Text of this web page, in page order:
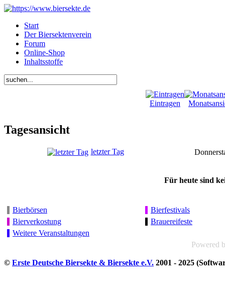
Start
Der Biersektenverein
Forum
Online-Shop
Inhaltsstoffe
Eintragen
Tagesansicht
letzter Tag
Für heute sind
Bierbörsen
Bierfestivals
Bierverkostung
Brauereifeste
Weitere Veranstaltungen
Powered
© Erste Deutsche Biersekte & Biersekte e.V. 2001 - 2025